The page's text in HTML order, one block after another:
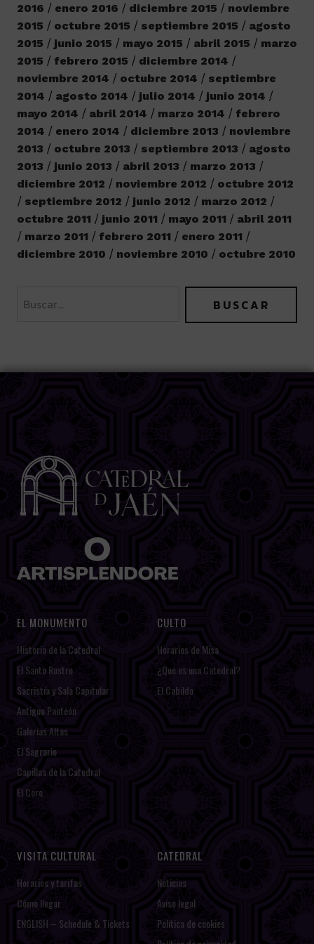
2016
enero 2016 diciembre 2015
noviembre
2015
octubre 2015 septiembre 2015
agosto
2015
junio 2015 mayo 2015 abril 2015
marzo
2015
febrero 2015
diciembre 2014
noviembre 2014
octubre 2014
septiembre
2014
agosto 2014 julio 2014
junio 2014
mayo 2014
abril 2014 marzo 2014
febrero
2014
enero 2014 diciembre 2013
noviembre
2013
octubre 2013 septiembre 2013
agosto
2013
junio 2013 abril 2013
marzo 2013
diciembre 2012
noviembre 2012
octubre 2012
septiembre 2012
junio 2012
marzo 2012
octubre 2011
junio 2011 mayo 2011
abril 2011
marzo 2011
febrero 2011
enero 2011
diciembre 2010
noviembre 2010 octubre 2010
EL MONUMENTO
Historia de la Catedral
El Santo Rostro
Sacristía y Sala Capitular
Antiguo Panteón
Galerías Altas
El Sagrario
Capillas de la Catedral
El Coro
CULTO
Horarios de Misa
¿Qué es una Catedral?
El Cabildo
VISITA CULTURAL
Horarios y tarifas
Cómo llegar
ENGLISH – Schedule & Tickets
CATEDRAL
Noticias
Aviso legal
Política de cookies